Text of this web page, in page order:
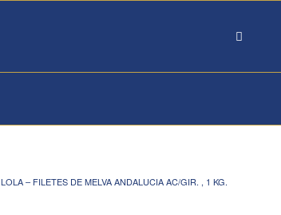
LOLA – FILETES DE MELVA ANDALUCIA AC/GIR. , 1 KG.